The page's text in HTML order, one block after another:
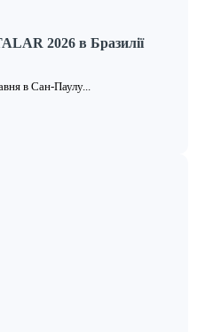
2026 в Бразилії
в Сан-Паулу...